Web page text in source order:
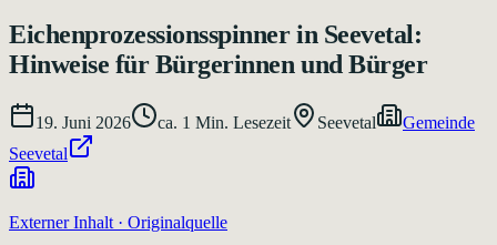
Eichenprozessionsspinner in Seevetal:
Hinweise für Bürgerinnen und Bürger
19. Juni 2026 ca. 1 Min. Lesezeit Seevetal
Gemeinde
Seevetal
Externer Inhalt · Originalquelle